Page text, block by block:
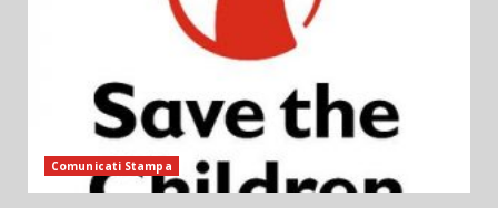
Comunicati Stampa